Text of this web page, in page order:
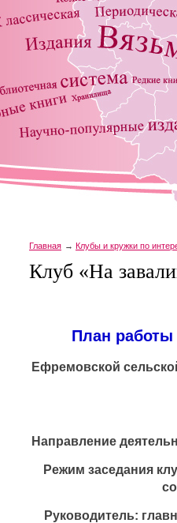
Главная Клубы и кружки по
Клуб «На
План работы
Ефремовской
Направление
Режим заседания
Руководитель: